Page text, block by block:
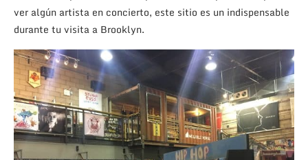
ver algún artista en concierto, este sitio es un indispensable
durante tu visita a Brooklyn.